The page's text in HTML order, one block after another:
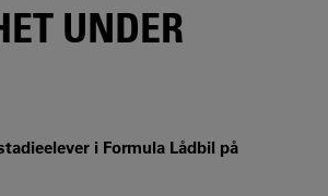
UNDER
i Formula Lådbil på